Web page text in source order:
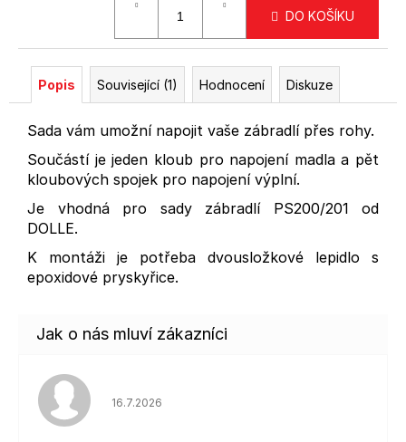
DO KOŠÍKU
Popis Související (1) Hodnocení Diskuze
Sada vám umožní napojit vaše zábradlí přes rohy.
Součástí je jeden kloub pro napojení madla a pět
kloubových spojek pro napojení výplní.
Je vhodná pro sady zábradlí PS200/201 od
DOLLE.
K montáži je potřeba dvousložkové lepidlo s
epoxidové pryskyřice.
Hodnocení obchodu je 5 z 5 hvězdiček.
16.7.2026
640
Kč